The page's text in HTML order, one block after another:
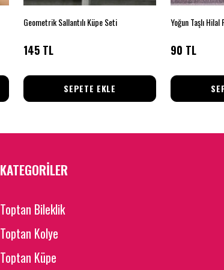
Geometrik Sallantılı Küpe Seti
145 TL
SEPETE EKLE
Yoğun Taşlı
90 TL
KATEGORİLER
Toptan Bileklik
Toptan Kolye
Toptan Küpe